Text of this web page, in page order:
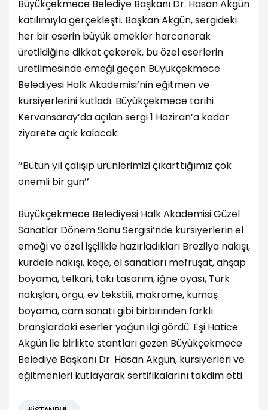
Büyükçekmece Belediye Başkanı Dr. Hasan Akgün
katılımıyla gerçekleşti. Başkan Akgün, sergideki
her bir eserin büyük emekler harcanarak
üretildiğine dikkat çekerek, bu özel eserlerin
üretilmesinde emeği geçen Büyükçekmece
Belediyesi Halk Akademisi’nin eğitmen ve
kursiyerlerini kutladı. Büyükçekmece tarihi
Kervansaray’da açılan sergi 1 Haziran’a kadar
ziyarete açık kalacak.
‘’Bütün yıl çalışıp ürünlerimizi çıkarttığımız çok
önemli bir gün’’
Büyükçekmece Belediyesi Halk Akademisi Güzel
Sanatlar Dönem Sonu Sergisi’nde kursiyerlerin el
emeği ve özel işçilikle hazırladıkları Brezilya nakışı,
kurdele nakışı, keçe, el sanatları mefruşat, ahşap
boyama, telkari, takı tasarım, iğne oyası, Türk
nakışları, örgü, ev tekstili, makrome, kumaş
boyama, cam sanatı gibi birbirinden farklı
branşlardaki eserler yoğun ilgi gördü. Eşi Hatice
Akgün ile birlikte stantları gezen Büyükçekmece
Belediye Başkanı Dr. Hasan Akgün, kursiyerleri ve
eğitmenleri kutlayarak sertifikalarını takdim etti.